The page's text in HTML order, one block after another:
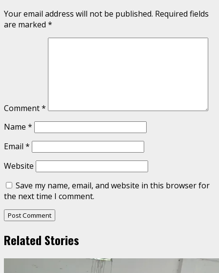
Your email address will not be published. Required fields
are marked *
Comment*
Name *
Email *
Website
Save my name, email, and website in this browser for
the next time I comment.
Related Stories